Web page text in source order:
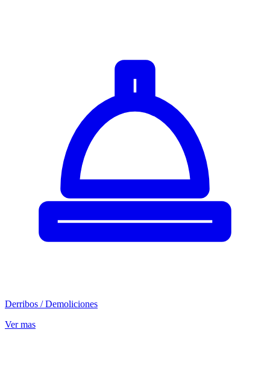
Derribos / Demoliciones
Ver mas